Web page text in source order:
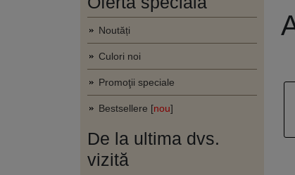
Noutăți
Culori noi
Promoţii speciale
Bestsellere [nou]
De la ultima dvs.
vizită